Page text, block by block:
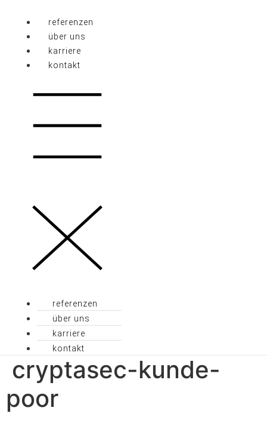
springen
referenzen
über uns
karriere
kontakt
referenzen
über uns
karriere
kontakt
cryptasec-kunde-
poor